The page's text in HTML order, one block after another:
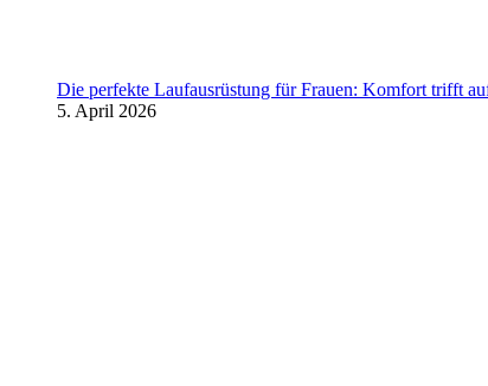
Die perfekte Laufausrüstung für Frauen: Komfort trifft
5. April 2026